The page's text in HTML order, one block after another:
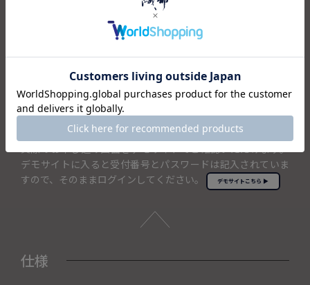
温泉旅行やエステ、乗馬など体験ギフトも充実しておりま
コンパクトなパッケージでスマートにお渡しできます。
スマホやパソコンからいつでも申し込み可能
人気ランキングのチェックや商品検索など便利な機能が充実
しています。
実際のお申し込み画面をデモサイトでご確認いただけます。
デモサイトに入ると受付番号とパスワードは記入されていま
すので、そのままログインしてください。
デモサイトこちら ▶
仕様